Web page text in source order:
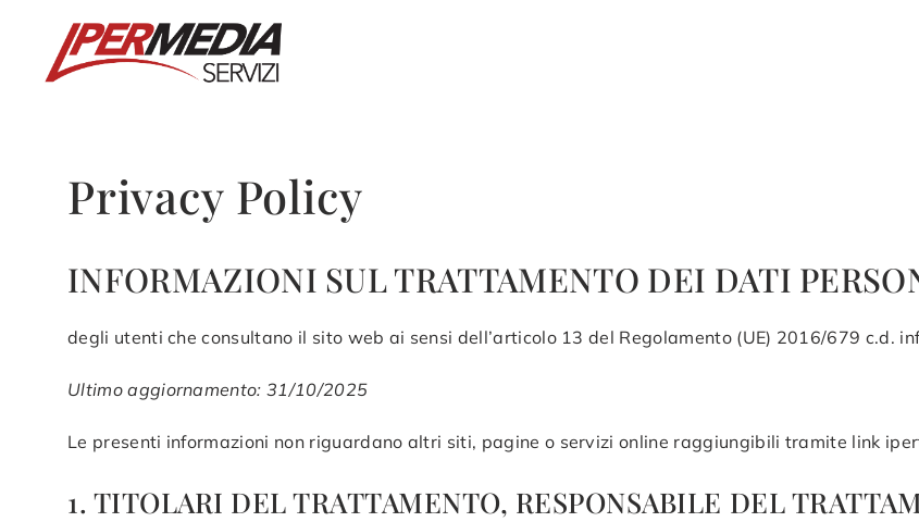
contenuto
Privacy Policy
INFORMAZIONI SUL TRATTAMENTO DEI DATI
degli utenti che consultano il sito web ai sensi dell’articolo 13 del Regolamento (UE) 2016/679 c.d.
Ultimo aggiornamento: 31/10/2025
Le presenti informazioni non riguardano altri siti, pagine o servizi online raggiungibili tramite link
1. TITOLARI DEL TRATTAMENTO, RESPONSABILE DEL